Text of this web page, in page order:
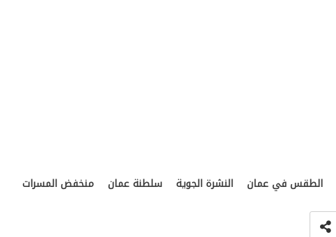
الطقس في عمان النشرة الجوية سلطنة عمان منخفض المسرات